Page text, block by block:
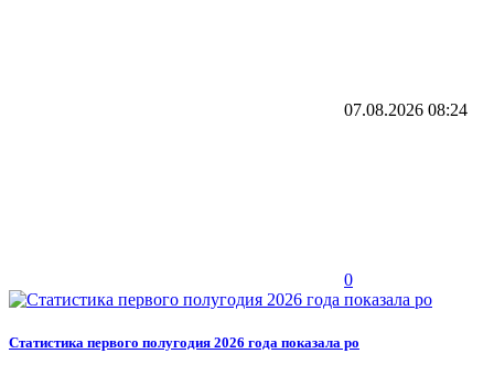
07.08.2026 08:24
0
Статистика первого полугодия 2026 года показала ро